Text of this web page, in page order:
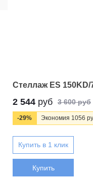
Стеллаж ES 150KD/
2 544 руб 3 600 руб
-29% Экономия 1056
Купить